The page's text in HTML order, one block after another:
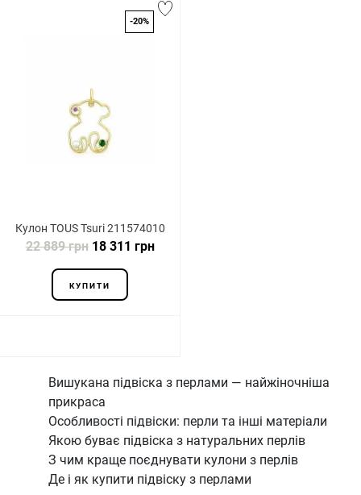
-20%
Кулон TOUS Tsuri 211574010
22 889 грн18 311 грн
КУПИТИ
Вишукана підвіска з перлами — найжіночніша
прикраса
Особливості підвіски: перли та інші матеріали
Якою буває підвіска з натуральних перлів
З чим краще поєднувати кулони з перлів
Де і як купити підвіску з перлами